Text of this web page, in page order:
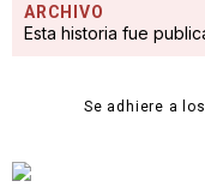
ARCHIVO
Esta historia fue
Se adhiere a